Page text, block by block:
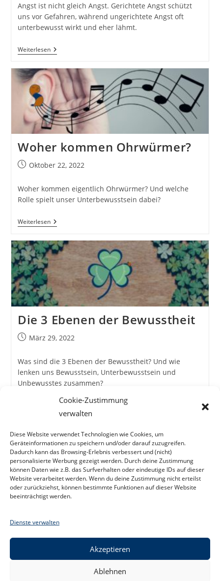
Cookie-Zustimmung
verwalten
Diese Website verwendet Technologien wie Cookies, um
Geräteinformationen zu speichern und/oder darauf zuzugreifen.
Dadurch kann das Browsing-Erlebnis verbessert und (nicht)
personalisierte Werbung gezeigt werden. Durch deine Zustimmung
können Daten wie z.B. das Surfverhalten oder eindeutige IDs auf dieser
Website verarbeitet werden. Wenn du deine Zustimmung nicht erteilst
oder zurückziehst, können bestimmte Funktionen auf dieser Website
beeinträchtigt werden.
Dienste verwalten
Akzeptieren
Ablehnen
Angst ist nicht gleich Angst. Gerichtete Angst schützt
uns vor Gefahren, während ungerichtete Angst oft
unterbewusst wirkt und eher lähmt.
WeiterlesenGerichtete
Vs.
Angst
–
Die
Macht
Unterbewusster
Ängste
Woher kommen Ohrwürmer?
BeitragOktober 22, 2022
Woher kommen eigentlich Ohrwürmer? Und welche
Rolle spielt unser Unterbewusstsein dabei?
WeiterlesenWoher
Kommen
Die 3 Ebenen der Bewusstheit
BeitragMärz 29, 2022
Was sind die 3 Ebenen der Bewusstheit? Und wie
lenken uns Bewusstsein, Unterbewusstsein und
Unbewusstes zusammen?
Die
Bewusstheit
1